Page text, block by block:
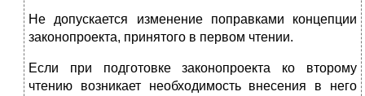
Не допускается изменение поправками концепции
законопроекта, принятого в первом чтении.
Если при подготовке законопроекта ко второму
чтению возникает необходимость внесения в него